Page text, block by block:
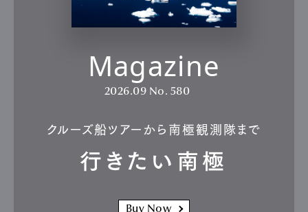
Magazine
2026.09 No. 580
クルーズ船ツアーから南極観測隊まで
行きたい南極
Buy Now